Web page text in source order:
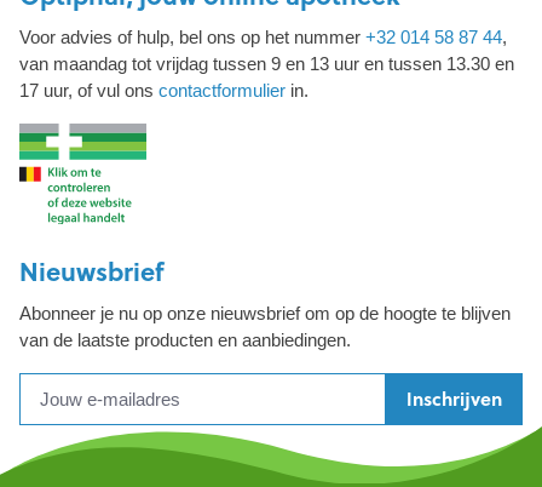
Voor advies of hulp, bel ons op het nummer +32 014 58 87 44,
van maandag tot vrijdag tussen 9 en 13 uur en tussen 13.30 en
17 uur, of vul ons contactformulier in.
Nieuwsbrief
Abonneer je nu op onze nieuwsbrief om op de hoogte te blijven
van de laatste producten en aanbiedingen.
Inschrijven